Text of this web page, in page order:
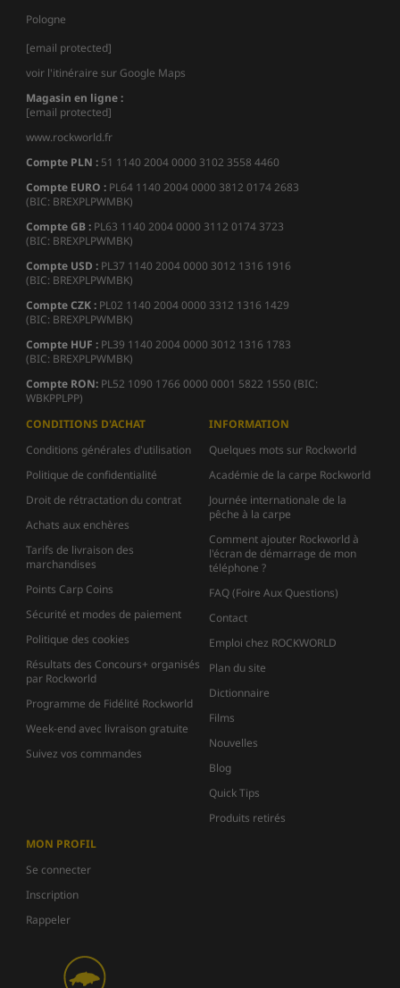
Pologne
[email protected]
voir l'itinéraire sur Google Maps
Magasin en ligne :
[email protected]
www.rockworld.fr
Compte PLN : 51 1140 2004 0000 3102 3558 4460
Compte EURO : PL64 1140 2004 0000 3812 0174 2683
(BIC: BREXPLPWMBK)
Compte GB : PL63 1140 2004 0000 3112 0174 3723
(BIC: BREXPLPWMBK)
Compte USD : PL37 1140 2004 0000 3012 1316 1916
(BIC: BREXPLPWMBK)
Compte CZK : PL02 1140 2004 0000 3312 1316 1429
(BIC: BREXPLPWMBK)
Compte HUF : PL39 1140 2004 0000 3012 1316 1783
(BIC: BREXPLPWMBK)
Compte RON: PL52 1090 1766 0000 0001 5822 1550 (BIC:
WBKPPLPP)
CONDITIONS D'ACHAT
Conditions générales d'utilisation
Politique de confidentialité
Droit de rétractation du contrat
Achats aux enchères
Tarifs de livraison des
marchandises
Points Carp Coins
Sécurité et modes de paiement
Politique des cookies
Résultats des Concours+ organisés
par Rockworld
Programme de Fidélité Rockworld
Week-end avec livraison gratuite
Suivez vos commandes
INFORMATION
Quelques mots sur Rockworld
Académie de la carpe Rockworld
Journée internationale de la
pêche à la carpe
Comment ajouter Rockworld à
l'écran de démarrage de mon
téléphone ?
FAQ (Foire Aux Questions)
Contact
Emploi chez ROCKWORLD
Plan du site
Dictionnaire
Films
Nouvelles
Blog
Quick Tips
Produits retirés
MON PROFIL
Se connecter
Inscription
Rappeler